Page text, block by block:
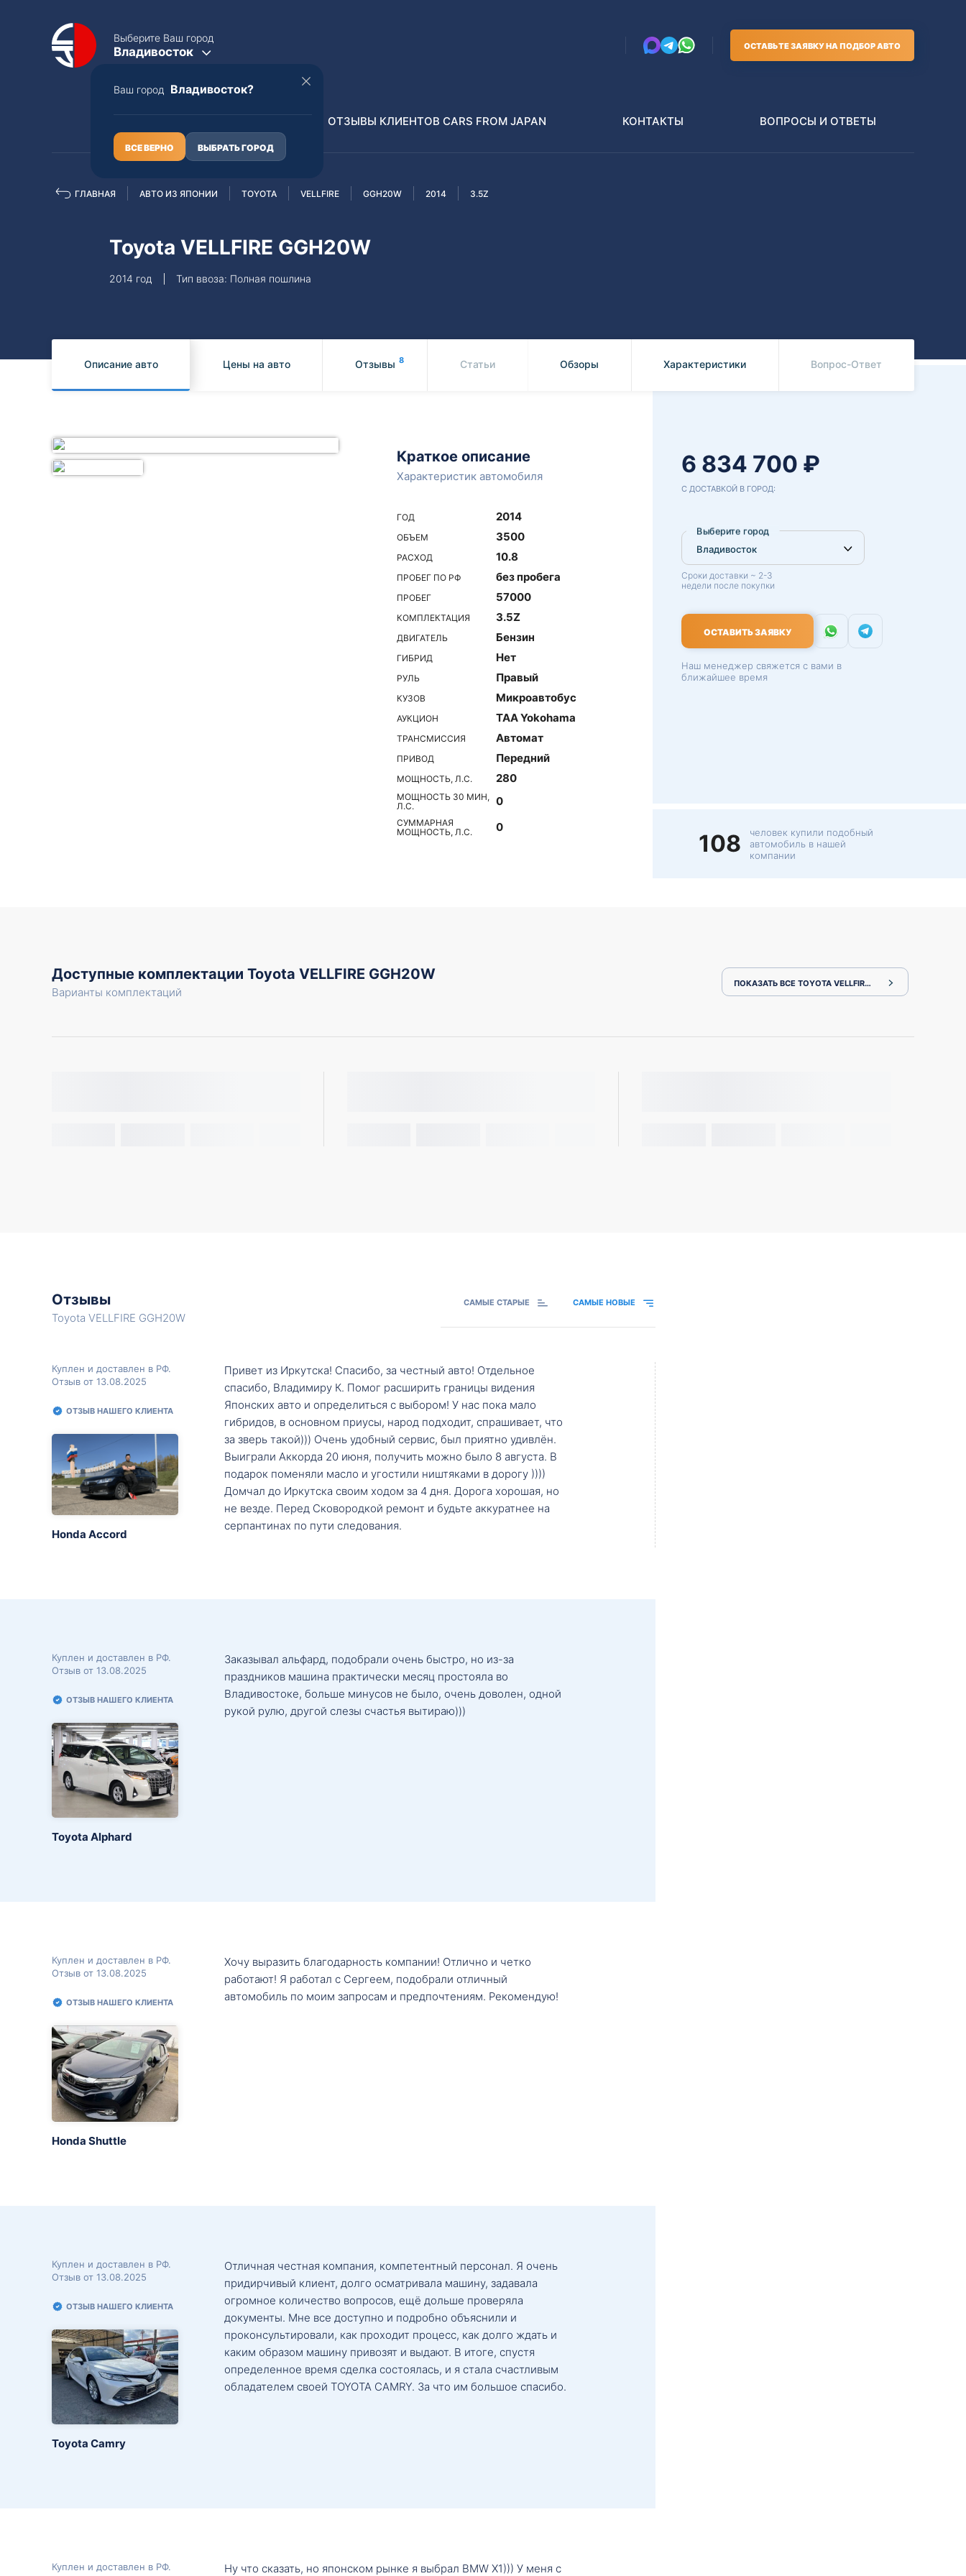
Выберите Ваш город
Владивосток
Ваш город Владивосток?
ВСЕ ВЕРНО ВЫБРАТЬ ГОРОД
ОСТАВЬТЕ ЗАЯВКУ НА ПОДБОР АВТО
Полная пошлина
Subaru
Распилы и конструкторы
ОТЗЫВЫ КЛИЕНТОВ CARS FROM JAPAN КОНТАКТЫ ВОПРОСЫ И ОТВЕТЫ
ГЛАВНАЯ АВТО ИЗ ЯПОНИИ TOYOTA VELLFIRE GGH20W 2014 3.5Z
Toyota VELLFIRE GGH20W
2014 год Тип ввоза: Полная пошлина
Описание авто Цены на авто Отзывы 8 Статьи Обзоры Характеристики Вопрос-Ответ
Краткое описание
Характеристик автомобиля
ГОД 2014
ОБЪЕМ 3500
РАСХОД 10.8
ПРОБЕГ ПО РФ без пробега
ПРОБЕГ 57000
КОМПЛЕКТАЦИЯ 3.5Z
ДВИГАТЕЛЬ Бензин
ГИБРИД Нет
РУЛЬ Правый
КУЗОВ Микроавтобус
АУКЦИОН TAA Yokohama
ТРАНСМИССИЯ Автомат
ПРИВОД Передний
МОЩНОСТЬ, Л.С. 280
МОЩНОСТЬ 30 МИН,
Л.С.
0
СУММАРНАЯ
МОЩНОСТЬ, Л.С.
0
6 834 700 ₽
С ДОСТАВКОЙ В ГОРОД:
Выберите город
Сроки доставки ~ 2-3
недели после покупки
ОСТАВИТЬ ЗАЯВКУ
Наш менеджер свяжется с вами в
ближайшее время
108
человек купили подобный
автомобиль в нашей
компании
Доступные комплектации Toyota VELLFIRE GGH20W
Варианты комплектаций
ПОКАЗАТЬ ВСЕ TOYOTA VELLFIRE GGH20W
Отзывы
Toyota VELLFIRE GGH20W
САМЫЕ СТАРЫЕ САМЫЕ НОВЫЕ
Куплен и доставлен в РФ.
Отзыв от 13.08.2025
ОТЗЫВ НАШЕГО КЛИЕНТА
Honda Accord
Привет из Иркутска! Спасибо, за честный авто! Отдельное
спасибо, Владимиру К. Помог расширить границы видения
Японских авто и определиться с выбором! У нас пока мало
гибридов, в основном приусы, народ подходит, спрашивает, что
за зверь такой))) Очень удобный сервис, был приятно удивлён.
Выиграли Аккорда 20 июня, получить можно было 8 августа. В
подарок поменяли масло и угостили ништяками в дорогу ))))
Домчал до Иркутска своим ходом за 4 дня. Дорога хорошая, но
не везде. Перед Сковородкой ремонт и будьте аккуратнее на
серпантинах по пути следования.
Куплен и доставлен в РФ.
Отзыв от 13.08.2025
ОТЗЫВ НАШЕГО КЛИЕНТА
Toyota Alphard
Заказывал альфард, подобрали очень быстро, но из-за
праздников машина практически месяц простояла во
Владивостоке, больше минусов не было, очень доволен, одной
рукой рулю, другой слезы счастья вытираю)))
Куплен и доставлен в РФ.
Отзыв от 13.08.2025
ОТЗЫВ НАШЕГО КЛИЕНТА
Honda Shuttle
Хочу выразить благодарность компании! Отлично и четко
работают! Я работал с Сергеем, подобрали отличный
автомобиль по моим запросам и предпочтениям. Рекомендую!
Куплен и доставлен в РФ.
Отзыв от 13.08.2025
ОТЗЫВ НАШЕГО КЛИЕНТА
Toyota Camry
Отличная честная компания, компетентный персонал. Я очень
придирчивый клиент, долго осматривала машину, задавала
огромное количество вопросов, ещё дольше проверяла
документы. Мне все доступно и подробно объяснили и
проконсультировали, как проходит процесс, как долго ждать и
каким образом машину привозят и выдают. В итоге, спустя
определенное время сделка состоялась, и я стала счастливым
обладателем своей TOYOTA CAMRY. За что им большое спасибо.
Куплен и доставлен в РФ.
Ну что сказать, но японском рынке я выбрал BMW X1))) У меня с